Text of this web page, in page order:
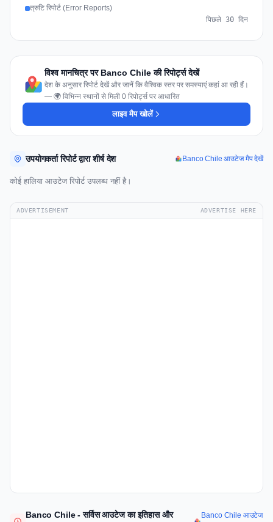
त्रुटि रिपोर्ट (Error Reports)
पिछले 30 दिन
विश्व मानचित्र पर Banco Chile की रिपोर्ट्स देखें
देश के अनुसार रिपोर्ट देखें और जानें कि वैश्विक स्तर पर समस्याएं कहां आ रही हैं।
— 🌍 विभिन्न स्थानों से मिली 0 रिपोर्ट्स पर आधारित
लाइव मैप खोलें
उपयोगकर्ता रिपोर्ट द्वारा शीर्ष देश Banco Chile आउटेज मैप देखें
कोई हालिया आउटेज रिपोर्ट उपलब्ध नहीं है।
ADVERTISEMENT ADVERTISE HERE
Banco Chile - सर्विस आउटेज का इतिहास और
Banco Chile आउटेज